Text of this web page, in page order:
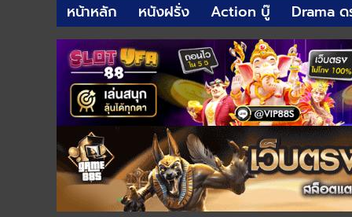
หน้าหลัก หนังฝรั่ง Action บู๊ Drama ด